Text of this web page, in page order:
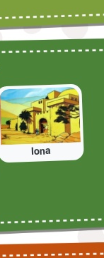
Iona